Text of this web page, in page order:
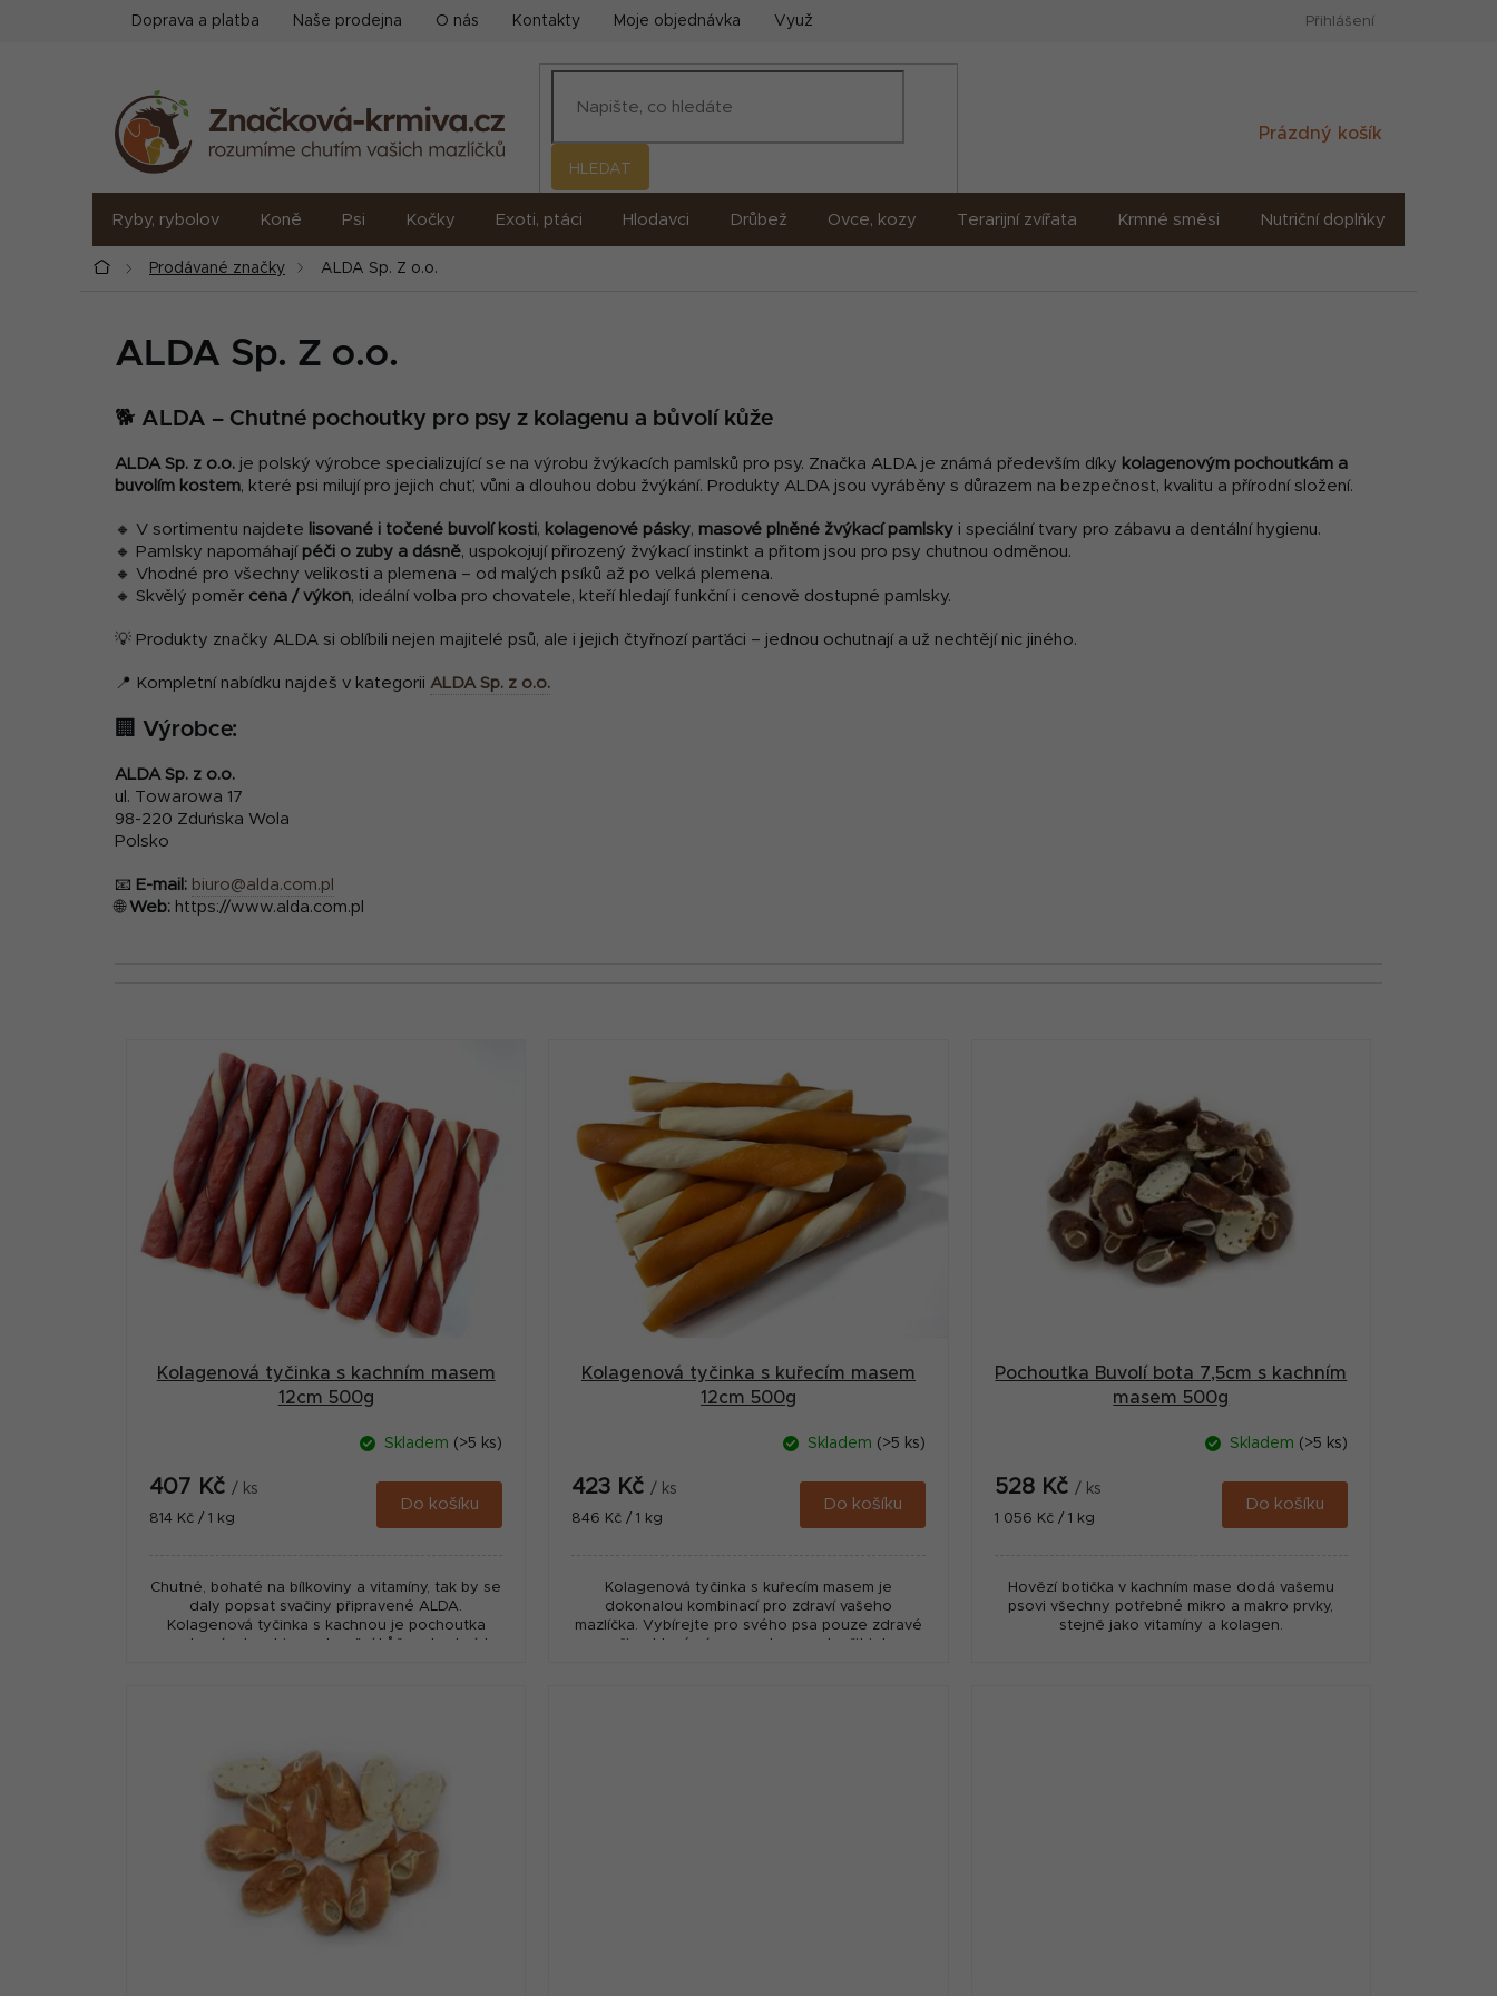
Doprava a platba Naše prodejna O nás Kontakty Moje objednávka Využití umělé inteligence (AI) Přihlášení
HLEDAT
Nákupní
Prázdný košík
Ryby, rybolov Koně Psi Kočky Exoti, ptáci Hlodavci Drůbež Ovce, kozy Terarijní zvířata Krmné směsi Nutriční doplňky
DomůProdávané značky ALDA Sp. Z o.o.
ALDA Sp. Z o.o.
🐕 ALDA – Chutné pochoutky pro psy z kolagenu a bůvolí kůže
ALDA Sp. z o.o. je polský výrobce specializující se na výrobu žvýkacích pamlsků pro psy. Značka ALDA je známá především díky kolagenovým pochoutkám a
buvolím kostem, které psi milují pro jejich chuť, vůni a dlouhou dobu žvýkání. Produkty ALDA jsou vyráběny s důrazem na bezpečnost, kvalitu a přírodní složení.
🔸 V sortimentu najdete lisované i točené buvolí kosti, kolagenové pásky, masové plněné žvýkací pamlsky i speciální tvary pro zábavu a dentální hygienu.
🔸 Pamlsky napomáhají péči o zuby a dásně, uspokojují přirozený žvýkací instinkt a přitom jsou pro psy chutnou odměnou.
🔸 Vhodné pro všechny velikosti a plemena – od malých psíků až po velká plemena.
🔸 Skvělý poměr cena / výkon, ideální volba pro chovatele, kteří hledají funkční i cenově dostupné pamlsky.
💡 Produkty značky ALDA si oblíbili nejen majitelé psů, ale i jejich čtyřnozí parťáci – jednou ochutnají a už nechtějí nic jiného.
📍 Kompletní nabídku najdeš v kategorii ALDA Sp. z o.o.
🏢 Výrobce:
ALDA Sp. z o.o.
ul. Towarowa 17
98-220 Zduńska Wola
Polsko
📧 E-mail: biuro@alda.com.pl
🌐Web: https://www.alda.com.pl
Kolagenová tyčinka s kachním masem
12cm 500g
Skladem (>5 ks)
407 Kč / ks
Měrná
814 Kč / 1 kg
Do košíku
Chutné, bohaté na bílkoviny a vitamíny, tak by se
daly popsat svačiny připravené ALDA.
Kolagenová tyčinka s kachnou je pochoutka
Kolagenová tyčinka s kuřecím masem
12cm 500g
Skladem (>5 ks)
423 Kč/ ks
Měrná
846 Kč / 1 kg
Do košíku
Kolagenová tyčinka s kuřecím masem je
dokonalou kombinací pro zdraví vašeho
mazlíčka. Vybírejte pro svého psa pouze zdravé
Pochoutka Buvolí bota 7,5cm s kachním
masem 500g
Skladem (>5 ks)
528 Kč / ks
Měrná
1 056 Kč / 1 kg
Do košíku
Hovězí botička v kachním mase dodá vašemu
psovi všechny potřebné mikro a makro prvky,
stejně jako vitamíny a kolagen.